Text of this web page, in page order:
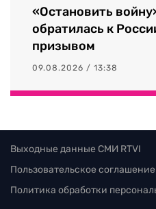
«Остановить
обратилась к
призывом
09.08.2026 / 13:38
Выходные данные СМИ RTVI
Пользовательское соглашение
Политика обработки